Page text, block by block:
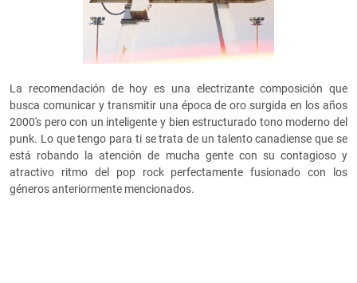
La recomendación de hoy es una electrizante composición que
busca comunicar y transmitir una época de oro surgida en los años
2000's pero con un inteligente y bien estructurado tono moderno del
punk. Lo que tengo para ti se trata de un talento canadiense que se
está robando la atención de mucha gente con su contagioso y
atractivo ritmo del pop rock perfectamente fusionado con los
géneros anteriormente mencionados.